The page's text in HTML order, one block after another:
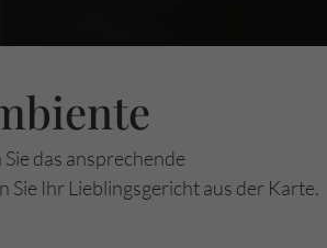
das ansprechende
Sie Ihr Lieblingsgericht aus der Karte.